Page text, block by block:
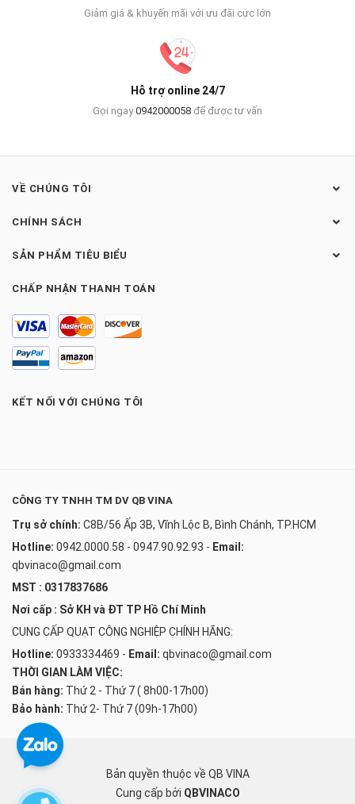
Giảm giá & khuyến mãi với ưu đãi cực lớn
Hỗ trợ online 24/7
Gọi ngay0942000058 để được tư vấn
VỀ CHÚNG TÔI
CHÍNH SÁCH
SẢN PHẨM TIÊU BIỂU
CHẤP NHẬN THANH TOÁN
KẾT NỐI VỚI CHÚNG TÔI
CÔNG TY TNHH TM DV QB VINA
Trụ sở chính: C8B/56 Ấp 3B, Vĩnh Lộc B, Bình Chánh, TP.HCM
Hotline: 0942.0000.58 - 0947.90.92.93 - Email:
qbvinaco@gmail.com
MST : 0317837686
Nơi cấp : Sở KH và ĐT TP Hồ Chí Minh
CUNG CẤP QUẠT CÔNG NGHIỆP CHÍNH HÃNG:
Hotline: 0933334469 - Email: qbvinaco@gmail.com
THỜI GIAN LÀM VIỆC:
Bán hàng: Thứ 2 - Thứ 7 ( 8h00-17h00)
Bảo hành: Thứ 2- Thứ 7 (09h-17h00)
Bản quyền thuộc về QB VINA
Cung cấp bởi QBVINACO